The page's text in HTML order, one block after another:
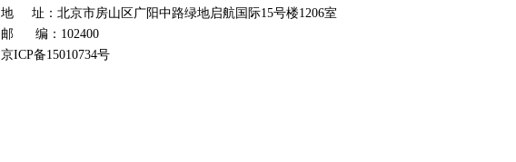
地 址：北京市房山区广阳中路绿地启航国际15号楼1206室
邮 编：102400
京ICP备15010734号